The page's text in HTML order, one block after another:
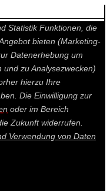
Cookies gesetzt.
Statistik Funktionen, die
bieten (Marketing-
Datenerhebung um
zu Analysezwecken)
hierzu Ihre
Die Einwilligung zur
oder im Bereich
Zukunft widerrufen.
Verwendung von Daten